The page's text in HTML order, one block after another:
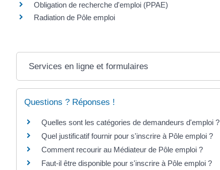
Obligation de recherche d'emploi (PPAE)
Radiation de Pôle emploi
Services en ligne et formulaires
Questions ? Réponses !
Quelles sont les catégories de demandeurs d'emploi ?
Quel justificatif fournir pour s'inscrire à Pôle emploi ?
Comment recourir au Médiateur de Pôle emploi ?
Faut-il être disponible pour s'inscrire à Pôle emploi ?